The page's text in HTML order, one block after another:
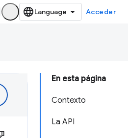
Acceder
En esta página
Contexto
La API